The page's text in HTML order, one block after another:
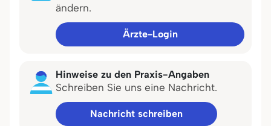
ändern.
Ärzte-Login
Hinweise zu den Praxis-Angaben
Schreiben Sie uns eine Nachricht.
Nachricht schreiben